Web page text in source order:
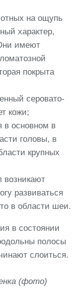
на ощупь
характер,
имеют
покрыта
серовато-
кожи;
в основном в
головы, в
крупных
возникают
развиваться
в области шеи.
в состоянии
полосы
слоиться.
(фото)